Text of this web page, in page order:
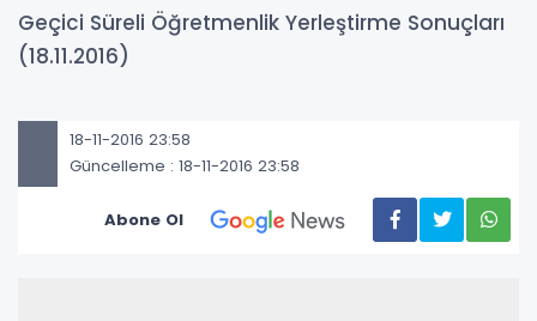
Geçici Süreli Öğretmenlik Yerleştirme Sonuçları
(18.11.2016)
18-11-2016 23:58
Güncelleme : 18-11-2016 23:58
Abone Ol